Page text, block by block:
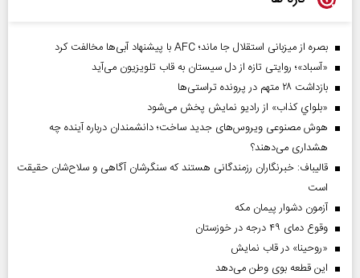
بصره از میزبانی استقلال جا ماند؛ AFC با پیشنهاد آبی‌ها مخالفت کرد
«آسباد»؛ روایتی تازه از دل سیستان به قاب تلویزیون می‌آید
بازداشت ۲۸ متهم در پرونده تراستی‌ها
«بلواي کذاب» از رادیو نمایش پخش می‌شود
هوش مصنوعی ویروس‌های جدید ساخت؛ دانشمندان درباره آینده چه
هشداری می‌دهند؟
قالیباف: خبرنگاران رزمندگانی هستند که سنگرشان آگاهی و سلاح‌شان حقیقت
است
آزمون دشوار پیمان مکه
وقوع دمای ۴۹ درجه در خوزستان
«روحینا» در قاب نمایش
این قطعه بوی وطن می‌دهد